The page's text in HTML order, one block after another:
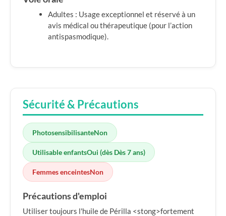
Adultes : Usage exceptionnel et réservé à un
avis médical ou thérapeutique (pour l’action
antispasmodique).
Sécurité & Précautions
PhotosensibilisanteNon
Utilisable enfantsOui (dès Dès 7 ans)
Femmes enceintesNon
Précautions d'emploi
Utiliser toujours l'huile de Périlla <stong>fortement